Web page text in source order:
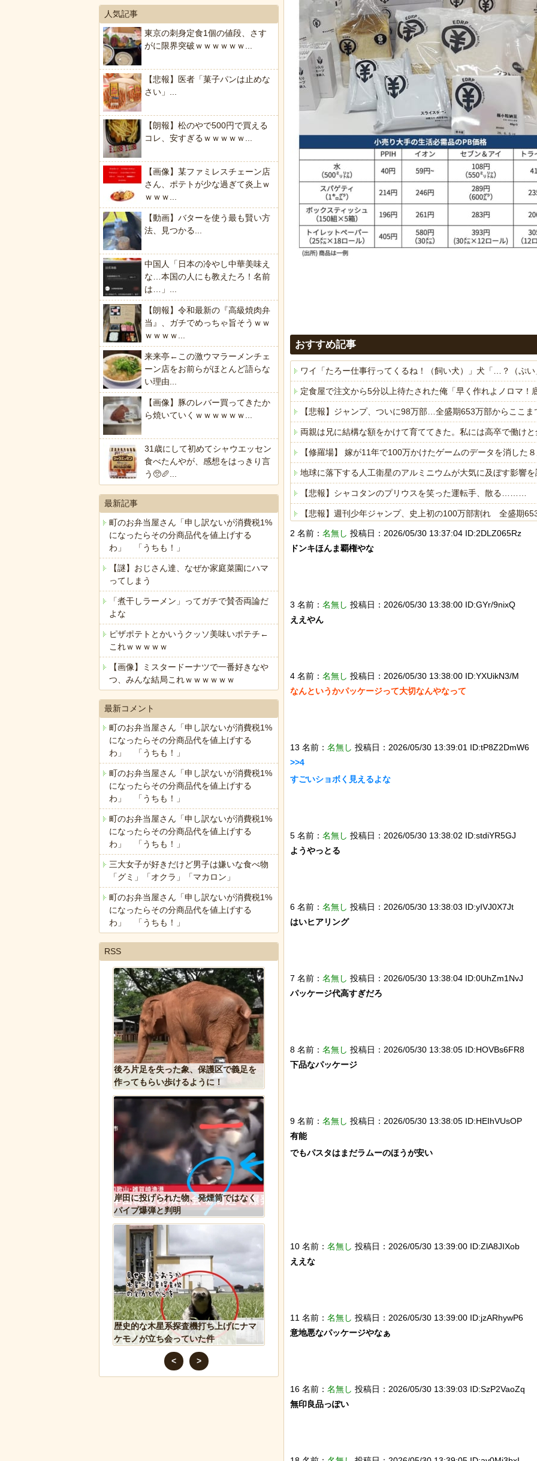
おすすめ記事
ワイ「たろー仕事行ってくるね！（飼い犬）」犬「…？（ぷい
定食屋で注文から5分以上待たされた俺「早く作れよノロマ
【悲報】ジャンプ、ついに98万部…全盛期653万部からここま
両親は兄に結構な額をかけて育ててきた。私には高卒で働け
【修羅場】 嫁が11年で100万かけたゲームのデータを消し
地球に落下する人工衛星のアルミニウムが大気に及ぼす影響を
【悲報】シャコタンのプリウスを笑った運転手、散る………
【悲報】週刊少年ジャンプ、史上初の100万部割れ 全盛期
海外「全部日本の真似だったのか…」 日本の普通のテレビ番
ヒーローのサバイバルアクション Siege Survivors
Powered by livedoor 相互RSS
2 名前： 名無し 投稿日：2026/05/30 13:37:04 ID:2DLZ065Rz
ドンキほんま覇権やな
3 名前： 名無し 投稿日：2026/05/30 13:38:00 ID:GYr/9nixQ
ええやん
4 名前： 名無し 投稿日：2026/05/30 13:38:00 ID:YXUikN3/M
なんというかパッケージって大切なんやなって
13 名前： 名無し 投稿日：2026/05/30 13:39:01 ID:tP8Z2DmW6
>>4
すごいショボく見えるよな
5 名前： 名無し 投稿日：2026/05/30 13:38:02 ID:stdiYR5GJ
ようやっとる
6 名前： 名無し 投稿日：2026/05/30 13:38:03 ID:yIVJ0X7Jt
はいヒアリング
7 名前： 名無し 投稿日：2026/05/30 13:38:04 ID:0UhZm1NvJ
パッケージ代高すぎだろ
8 名前： 名無し 投稿日：2026/05/30 13:38:05 ID:HOVBs6FR8
下品なパッケージ
9 名前： 名無し 投稿日：2026/05/30 13:38:05 ID:HEIhVUsOP
有能
でもパスタはまだラムーのほうが安い
10 名前： 名無し 投稿日：2026/05/30 13:39:00 ID:ZlA8JIXob
ええな
11 名前： 名無し 投稿日：2026/05/30 13:39:00 ID:jzARhywP6
意地悪なパッケージやなぁ
16 名前： 名無し 投稿日：2026/05/30 13:39:03 ID:SzP2VaoZq
無印良品っぽい
人気記事
東京の刺身定食1個の値段、さす
がに限界突破ｗｗｗｗｗｗ...
【悲報】医者「菓子パンは止めな
さい」...
【朗報】松のやで500円で買える
コレ、安すぎるｗｗｗｗｗ...
【画像】某ファミレスチェーン店
さん、ポテトが少な過ぎて炎上ｗ
ｗｗｗ...
【動画】バターを使う最も賢い方
法、見つかる...
中国人「日本の冷やし中華美味え
な…本国の人にも教えたろ！名前
は…」...
【朗報】令和最新の『高級焼肉弁
当』、ガチでめっちゃ旨そうｗｗ
ｗｗｗｗ...
来来亭←この激ウマラーメンチェ
ーン店をお前らがほとんど語らな
い理由...
【画像】豚のレバー買ってきたか
ら焼いていくｗｗｗｗｗｗ...
31歳にして初めてシャウエッセン
食べたんやが、感想をはっきり言
う🥺🥖...
最新記事
町のお弁当屋さん「申し訳ないが消費税1%
になったらその分商品代を値上げする
わ」 「うちも！」
【謎】おじさん達、なぜか家庭菜園にハマ
ってしまう
「煮干しラーメン」ってガチで賛否両論だ
よな
ピザポテトとかいうクッソ美味いポテチ←
これｗｗｗｗｗ
【画像】ミスタードーナツで一番好きなや
つ、みんな結局これｗｗｗｗｗｗ
最新コメント
町のお弁当屋さん「申し訳ないが消費税1%
になったらその分商品代を値上げする
わ」 「うちも！」
町のお弁当屋さん「申し訳ないが消費税1%
になったらその分商品代を値上げする
わ」 「うちも！」
町のお弁当屋さん「申し訳ないが消費税1%
になったらその分商品代を値上げする
わ」 「うちも！」
三大女子が好きだけど男子は嫌いな食べ物
「グミ」「オクラ」「マカロン」
町のお弁当屋さん「申し訳ないが消費税1%
になったらその分商品代を値上げする
わ」 「うちも！」
RSS
後ろ片足を失った象、保護区で義足を
作ってもらい歩けるように！
岸田に投げられた物、発煙筒ではなく
パイプ爆弾と判明
歴史的な木星系探査機打ち上げにナマ
ケモノが立ち会っていた件
【画像】ディズニー『リトル・マーメ
【動画】大阪人、だんじりにぶっ潰さ
れる
<
>